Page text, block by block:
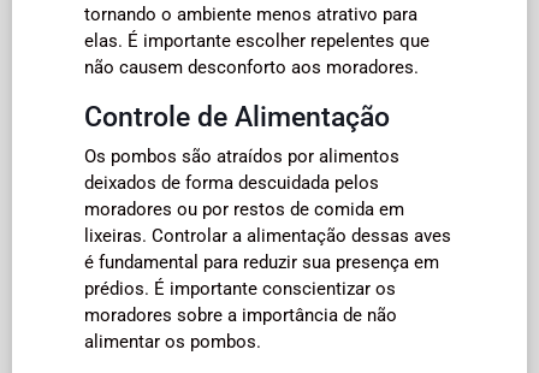
tornando o ambiente menos atrativo para
elas. É importante escolher repelentes que
não causem desconforto aos moradores.
Controle de Alimentação
Os pombos são atraídos por alimentos
deixados de forma descuidada pelos
moradores ou por restos de comida em
lixeiras. Controlar a alimentação dessas aves
é fundamental para reduzir sua presença em
prédios. É importante conscientizar os
moradores sobre a importância de não
alimentar os pombos.